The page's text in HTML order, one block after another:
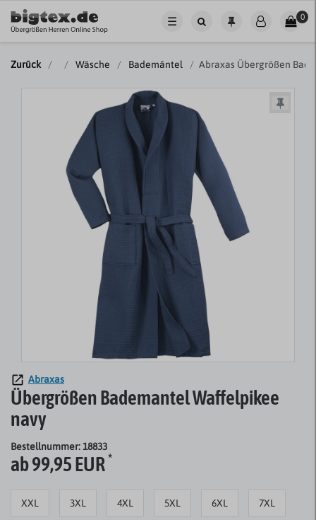
☰ 0
Zurück Wäsche Bademäntel Abraxas Übergrößen
Abraxas
Übergrößen Bademantel Waffelpikee
navy
Bestellnummer: 18833
ab 99,95 EUR*
XXL 3XL 4XL 5XL 6XL 7XL